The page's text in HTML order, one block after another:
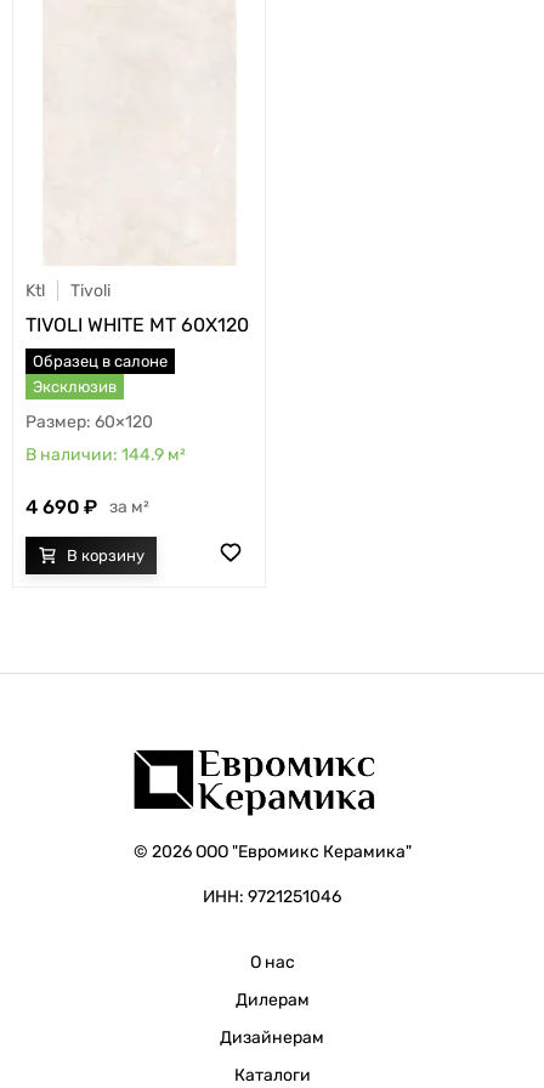
Ktl Tivoli
TIVOLI WHITE MT 60X120
Образец в салоне
Эксклюзив
60×120
144.9 м²
4 690 м²
© 2026 ООО "Евромикс Керамика"
ИНН: 9721251046
О нас
Дилерам
Дизайнерам
Каталоги